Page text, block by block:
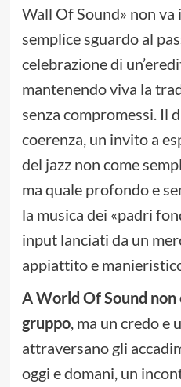
Wall Of Sound» non
semplice sguardo al
celebrazione di
mantenendo viva la
senza compromessi. Il
coerenza, un invito a
del jazz non come
ma quale profondo e
la musica dei «padri
input lanciati da un
appiattito e
A World Of Sound non
gruppo, ma un credo e
attraversano gli
oggi e domani, un